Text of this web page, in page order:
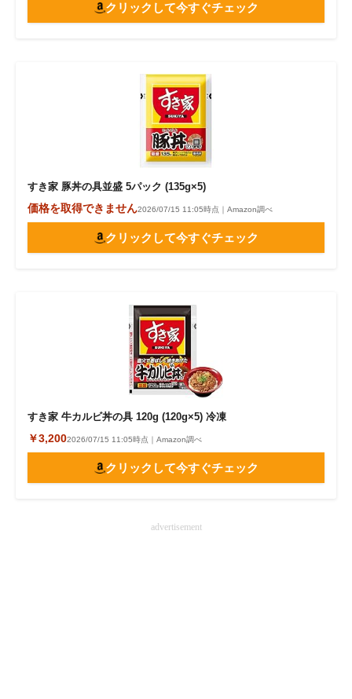
クリックして今すぐチェック
すき家 豚丼の具並盛 5パック (135g×5)
価格を取得できません2026/07/15 11:05時点｜Amazon調べ
クリックして今すぐチェック
すき家 牛カルビ丼の具 120g (120g×5) 冷凍
￥3,2002026/07/15 11:05時点｜Amazon調べ
クリックして今すぐチェック
advertisement